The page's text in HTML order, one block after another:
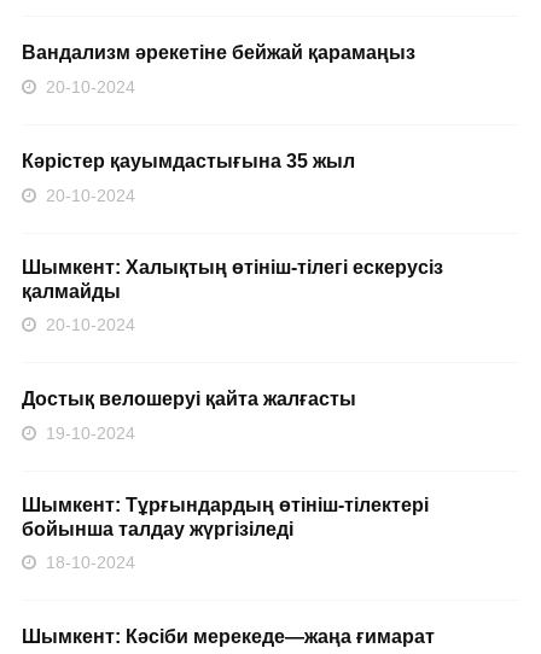
Вандализм әрекетіне бейжай қарамаңыз
20-10-2024
Кәрістер қауымдастығына 35 жыл
20-10-2024
Шымкент: Халықтың өтініш-тілегі ескерусіз
қалмайды
20-10-2024
Достық велошеруі қайта жалғасты
19-10-2024
Шымкент: Тұрғындардың өтініш-тілектері
бойынша талдау жүргізіледі
18-10-2024
Шымкент: Кәсіби мерекеде—жаңа ғимарат